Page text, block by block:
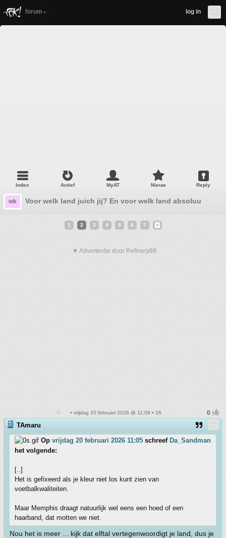
forum log in
Index Actief MyAT Nieuw Reply
wk Voor welk land juich jij? En voor welk land absoluut niet?
1 2 3 4 5 6 7
▼ Advertentie door Refinery89
• vrijdag 20 februari 2026 @ 11:09 • 26
TAmaru
Op vrijdag 20 februari 2026 11:05 schreef Da_Sandman
het volgende:
[..]
Het is gefixeerd als je kleur niet los kunt zien van
voetbalkwaliteiten.
Maar Memphis draagt natuurlijk wel eens een hoed of een
haarband, dat motten we niet.
Nou het is meer ... kijk dat elftal vertegenwoordigt je land, dus je